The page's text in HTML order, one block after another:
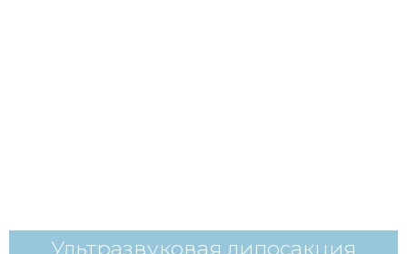
Ультразвуковая липосакция